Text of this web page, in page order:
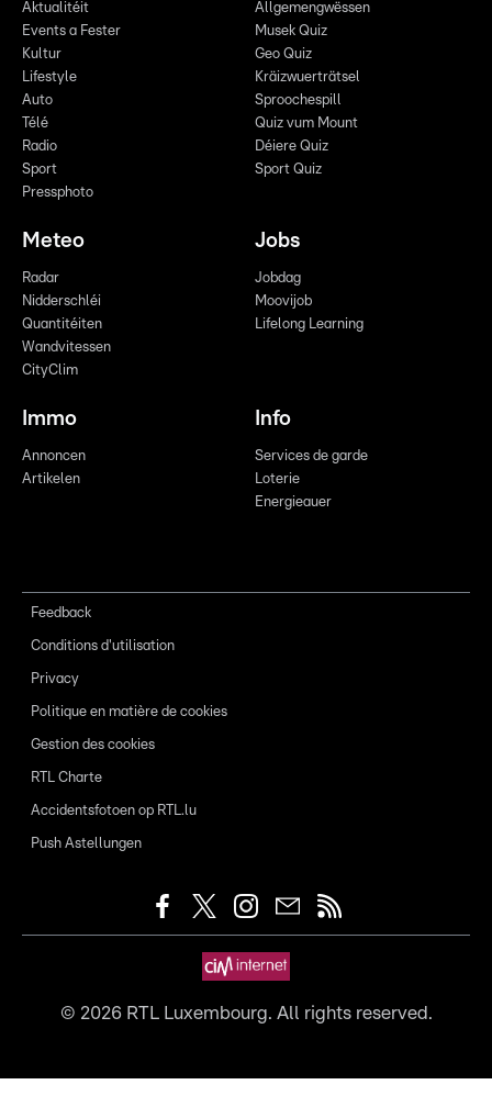
Aktualitéit
Events a Fester
Kultur
Lifestyle
Auto
Télé
Radio
Sport
Pressphoto
Allgemengwëssen
Musek Quiz
Geo Quiz
Kräizwuerträtsel
Sproochespill
Quiz vum Mount
Déiere Quiz
Sport Quiz
Meteo
Radar
Nidderschléi
Quantitéiten
Wandvitessen
CityClim
Jobs
Jobdag
Moovijob
Lifelong Learning
Immo
Annoncen
Artikelen
Info
Services de garde
Loterie
Energieauer
Feedback
Conditions d'utilisation
Privacy
Politique en matière de cookies
Gestion des cookies
RTL Charte
Accidentsfotoen op RTL.lu
Push Astellungen
© 2026RTL Luxembourg. All rights reserved.